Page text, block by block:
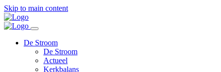
Skip to main content
De Stroom
De Stroom
Actueel
Kerkbalans